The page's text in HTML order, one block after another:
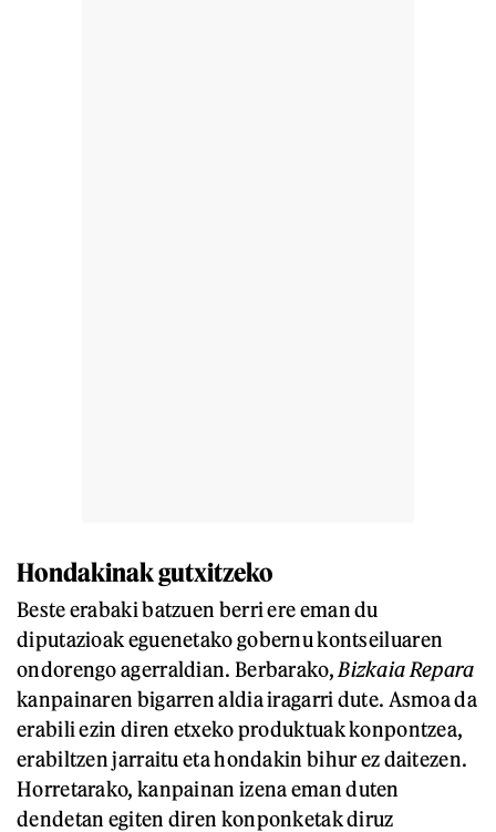
Hondakinak gutxitzeko
Beste erabaki batzuen berri ere eman du
diputazioak eguenetako gobernu kontseiluaren
ondorengo agerraldian. Berbarako, Bizkaia Repara
kanpainaren bigarren aldia iragarri dute. Asmoa da
erabili ezin diren etxeko produktuak konpontzea,
erabiltzen jarraitu eta hondakin bihur ez daitezen.
Horretarako, kanpainan izena eman duten
dendetan egiten diren konponketak diruz